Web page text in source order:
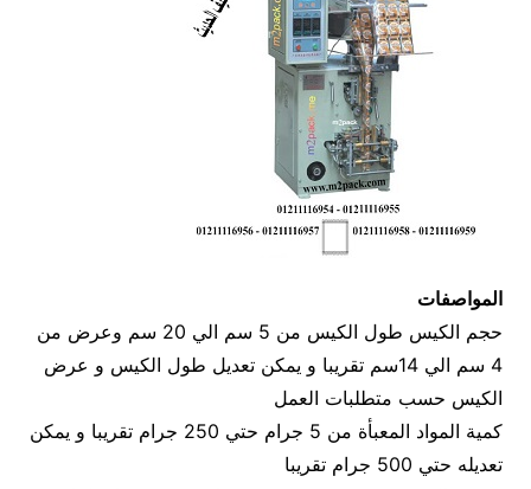
المواصفات
حجم الكيس طول الكيس من 5 سم الي 20 سم وعرض من
4 سم الي 14سم تقريبا و يمكن تعديل طول الكيس و عرض
الكيس حسب متطلبات العمل
كمية المواد المعبأة من 5 جرام حتي 250 جرام تقريبا و يمكن
تعديله حتي 500 جرام تقريبا